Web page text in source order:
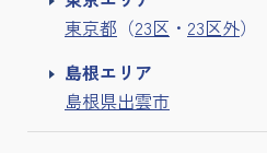
東京都 （23区 ・ 23区外）
島根エリア
島根県出雲市